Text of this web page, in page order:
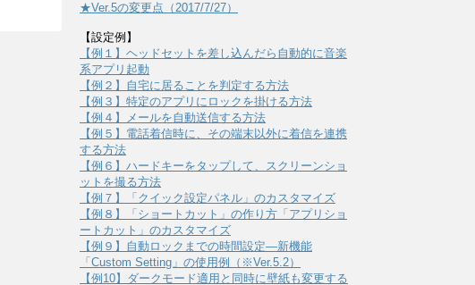
★Ver.5の変更点（2017/7/27）
【設定例】
【例１】ヘッドセットを差し込んだら自動的に音楽
系アプリ起動
【例２】自宅に居ることを判定する方法
【例３】特定のアプリにロックを掛ける方法
【例４】メールを自動送信する方法
【例５】電話着信時に、その端末以外に着信を連携
する方法
【例６】ハードキーをタップして、スクリーンショ
ットを撮る方法
【例７】「クイック設定パネル」のカスタマイズ
【例８】「ショートカット」の作り方「アプリショ
ートカット」のカスタマイズ
【例９】自動ロックまでの時間設定―新機能
「Custom Setting」の使用例（※Ver.5.2）
【例10】ダークモード適用と同時に壁紙も変更する